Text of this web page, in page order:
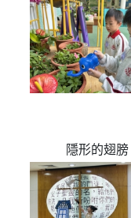
隱形的翅膀